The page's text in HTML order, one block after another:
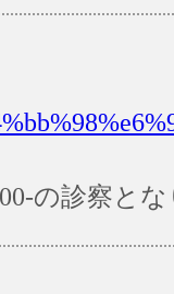
の診察と